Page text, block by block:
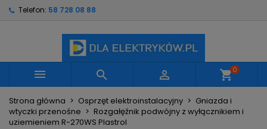
Telefon: 58 728 08 88
   shopping_cart0
Strona główna Osprzęt elektroinstalacyjny
Gniazda i
wtyczki przenośne
Rozgałęźnik podwójny z wyłącznikiem i
uziemieniem R-270WS Plastrol
Utwórz nową listę
Nazwa listy życzeń
Anuluj Utwórz listę życzeń
Musisz być zalogowany by zapisać produkty na
swojej liście życzeń.
Anuluj Zaloguj się